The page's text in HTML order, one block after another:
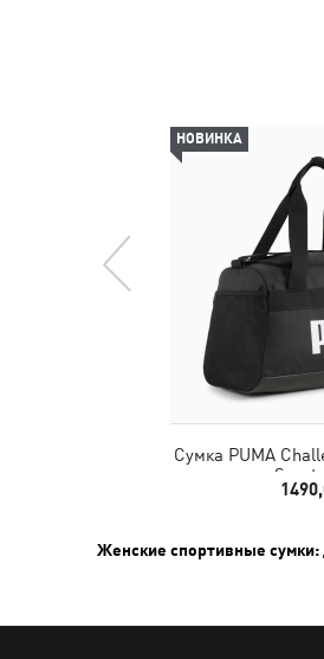
НОВИНКА
Сумка PUMA
Sports
Женские спортивные сумки: